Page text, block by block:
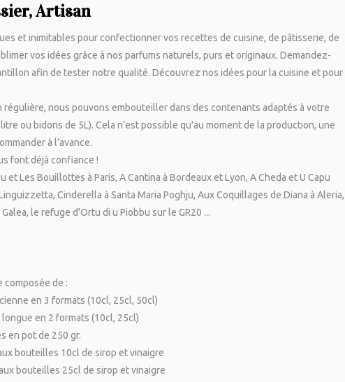
Artisan
et inimitables pour confectionner vos recettes de cuisine, de pâtisserie, de
vos idées grâce à nos parfums naturels, purs et originaux. Demandez-
afin de tester notre qualité. Découvrez nos idées pour la cuisine etpour
nous pouvons embouteiller dans des contenants adaptés à votre
ou bidons de 5L). Cela n'est possible qu'au moment de la production, une
à l’avance.
font déjà confiance !
etLes Bouillottes à Paris, A Cantina à Bordeauxet Lyon, A Cheda etU Capu
, Cinderella à Santa Maria Poghju, Aux Coquillages de Diana à Aleria,
, le refuge d'Ortu di u Piobbu sur le GR20 ...
composée de :
en 3 formats (10cl, 25cl, 50cl)
en 2 formats (10cl, 25cl)
en pot de 250 gr.
bouteilles 10cl de sirop et vinaigre
bouteilles 25cl de sirop et vinaigre